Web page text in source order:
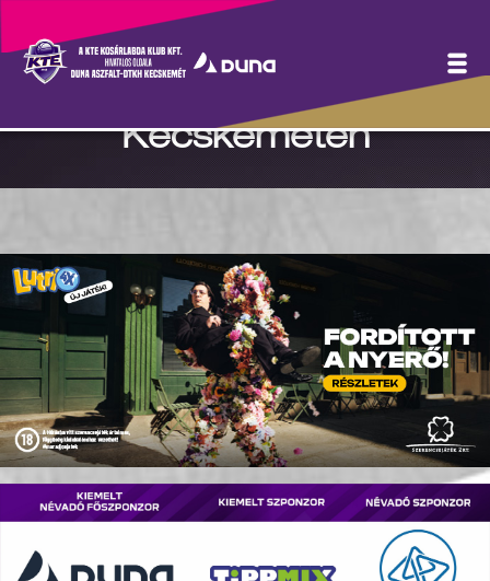
Az idő aranyfoga -
Karahodzic 11. szezonja
Kecskeméten